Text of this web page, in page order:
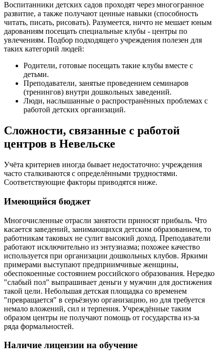
Воспитанники детских садов проходят через многогранное
развитие, а также получают ценные навыки (способность
читать, писать, рисовать). Разумеется, ничто не мешает юным
дарованиям посещать специальные клубы - центры по
увлечениям. Подбор подходящего учреждения полезен для
таких категорий людей:
Родители, готовые посещать такие клубы вместе с
детьми.
Преподаватели, занятые проведением семинаров
(тренингов) внутри дошкольных заведений.
Люди, наслышанные о распространённых проблемах с
работой детских организаций.
Сложности, связанные с работой
центров в Невельске
Учёта критериев иногда бывает недостаточно: учреждения
часто сталкиваются с определёнными трудностями.
Соответствующие факторы приводятся ниже.
Имеющийся бюджет
Многочисленные отрасли занятости приносят прибыль. Что
касается заведений, занимающихся детским образованием, то
работникам таковых не сулит высокий доход. Преподаватели
работают исключительно из энтузиазма; похожее качество
используется при организации дошкольных клубов. Яркими
примерами выступают предприимчивые женщины,
обеспокоенные состоянием российского образования. Нередко
"слабый пол" выпрашивает деньги у мужчин для достижения
такой цели. Небольшая детская площадка со временем
"превращается" в серьёзную организацию, но для требуется
немало вложений, сил и терпения. Учреждённые таким
образом центры не получают помощь от государства из-за
ряда формальностей.
Наличие лицензии на обучение